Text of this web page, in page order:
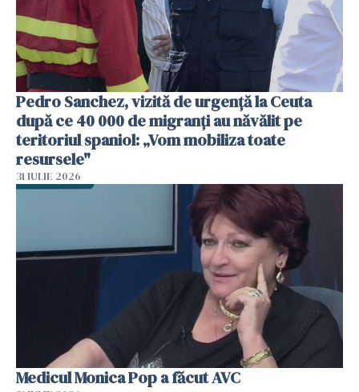
Pedro Sanchez, vizită de urgență la Ceuta
după ce 40 000 de migranți au năvălit pe
teritoriul spaniol: „Vom mobiliza toate
resursele"
31 IULIE 2026
Medicul Monica Pop a făcut AVC